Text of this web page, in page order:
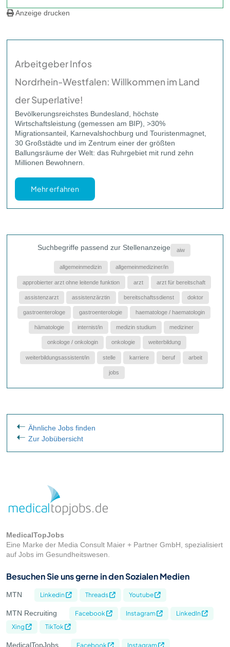
Anzeige drucken
Arbeitgeber Infos
Nordrhein-Westfalen: Willkommen im Land
der Superlative!
Bevölkerungsreichstes Bundesland, höchste
Wirtschaftsleistung (gemessen am BIP), >30%
Migrationsanteil, Karnevalshochburg und Touristenmagnet,
30 Großstädte und im Zentrum einer der größten
Ballungsräume der Welt: das Ruhrgebiet mit rund zehn
Millionen Bewohnern.
Mehr erfahren
Suchbegriffe passend zur Stellenanzeige aiw
allgemeinmedizin allgemeinmediziner/in
approbierter arzt ohne leitende funktion arzt arzt für bereitschaft
assistenzarzt assistenzärztin bereitschaftssdienst doktor
gastroenterologe gastroenterologie haematologe / haematologin
hämatologie internist/in medizin studium mediziner
onkologe / onkologin onkologie weiterbildung
weiterbildungsassistent/in stelle karriere beruf arbeit
jobs
Ähnliche Jobs finden
Zur Jobübersicht
MedicalTopJobs
Eine Marke der Media Consult Maier + Partner GmbH, spezialisiert
auf Jobs im Gesundheitswesen.
Besuchen Sie uns gerne in den Sozialen Medien
MTN Linkedin Threads Youtube
MTN Recruiting Facebook Instagram
LinkedIn
Xing
TikTok
MedicalTopJobs Facebook Instagram